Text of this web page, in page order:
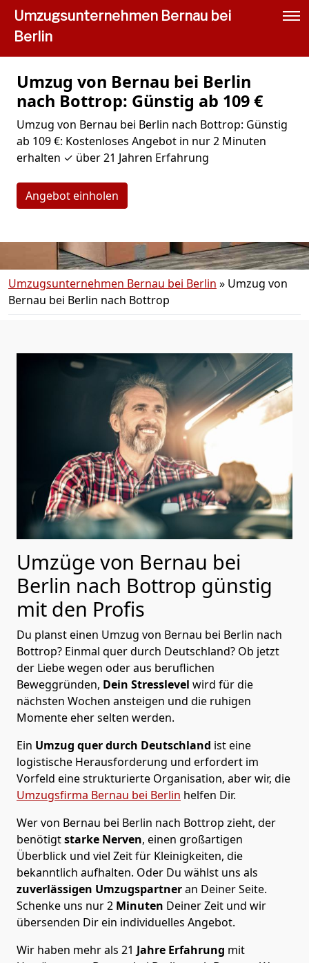
Umzugsunternehmen Bernau bei
Berlin
Umzug von Bernau bei Berlin
nach Bottrop: Günstig ab 109 €
Umzug von Bernau bei Berlin nach Bottrop: Günstig
ab 109 €: Kostenloses Angebot in nur 2 Minuten
erhalten ✓ über 21 Jahren Erfahrung
Angebot einholen
Umzugsunternehmen Bernau bei Berlin » Umzug von
Bernau bei Berlin nach Bottrop
Umzüge von Bernau bei
Berlin nach Bottrop günstig
mit den Profis
Du planst einen Umzug von Bernau bei Berlin nach
Bottrop? Einmal quer durch Deutschland? Ob jetzt
der Liebe wegen oder aus beruflichen
Beweggründen, Dein Stresslevel wird für die
nächsten Wochen ansteigen und die ruhigen
Momente eher selten werden.
Ein Umzug quer durch Deutschland ist eine
logistische Herausforderung und erfordert im
Vorfeld eine strukturierte Organisation, aber wir, die
Umzugsfirma Bernau bei Berlin helfen Dir.
Wer von Bernau bei Berlin nach Bottrop zieht, der
benötigtstarke Nerven, einen großartigen
Überblick und viel Zeit für Kleinigkeiten, die
bekanntlich aufhalten. Oder Du wählst uns als
zuverlässigen Umzugspartneran Deiner Seite.
Schenke uns nur2 Minuten Deiner Zeit und wir
übersenden Dir ein individuelles Angebot.
Wir haben mehr als 21 Jahre Erfahrung mit